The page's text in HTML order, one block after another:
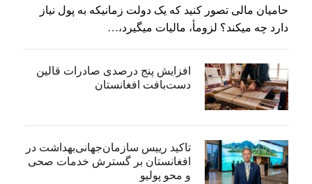
حامیان مالی تصور کنید که یک دولت زمانیکه به پول نیاز
دارد چه میکند؟ لزومأ، مالیات میگیرد،…
افزایش پنج درصدی صادرات قالین
دست‌بافت افغانستان
تاکید رییس سازمان‌جهانی‌بهداشت در
افغانستان بر گسترش خدمات صحی
و محو پولیو